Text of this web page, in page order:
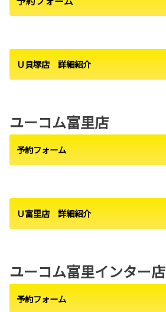
Ｕ貝塚店 詳細紹介
ユーコム富里店
予約フォーム
Ｕ富里店 詳細紹介
ユーコム富里インター店
予約フォーム